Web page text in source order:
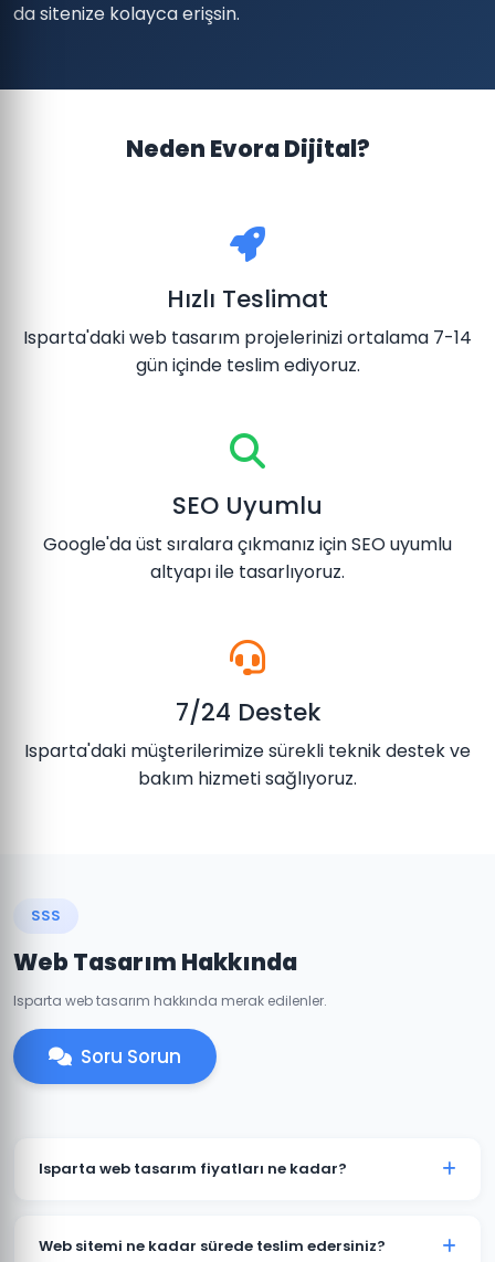
da sitenize kolayca erişsin.
Neden Evora Dijital?
Hızlı Teslimat
Isparta'daki web tasarım projelerinizi ortalama 7-14
gün içinde teslim ediyoruz.
SEO Uyumlu
Google'da üst sıralara çıkmanız için SEO uyumlu
altyapı ile tasarlıyoruz.
7/24 Destek
Isparta'daki müşterilerimize sürekli teknik destek ve
bakım hizmeti sağlıyoruz.
SSS
Web Tasarım Hakkında
Isparta web tasarım hakkında merak edilenler.
Soru Sorun
Isparta web tasarım fiyatları ne kadar?
kapsamına göre değişmektedir. Kurumsal web sitesi,
Web sitemi ne kadar sürede teslim edersiniz?